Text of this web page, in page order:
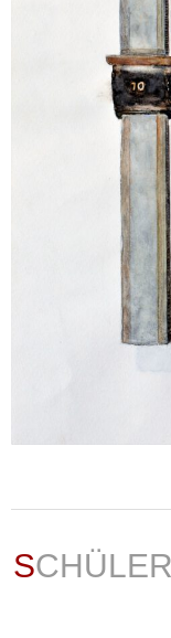
SCHÜLERARBEIT, AQUARELL